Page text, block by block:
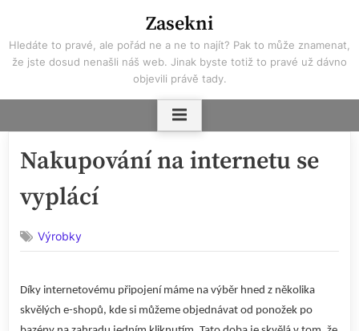
content
Zasekni
Hledáte to pravé, ale pořád ne a ne to najít? Pak to může znamenat,
že jste dosud nenašli náš web. Jinak byste totiž to pravé už dávno
objevili právě tady.
Nakupování na internetu se
vyplácí
Výrobky
Díky internetovému připojení máme na výběr hned z několika
skvělých e-shopů, kde si můžeme objednávat od ponožek po